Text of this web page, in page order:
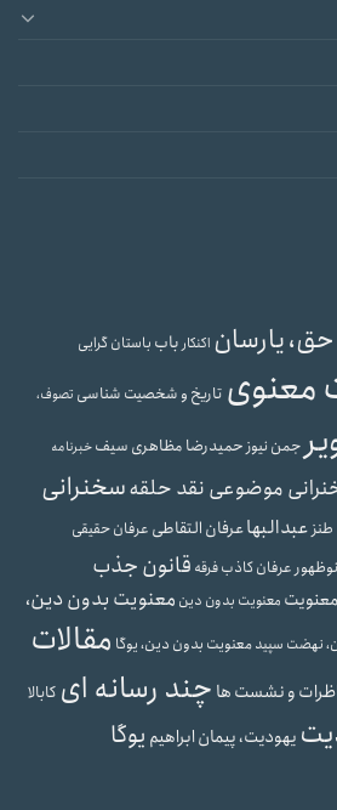
یارسان اکنکارباب باستان گرایی
معنوی تاریخ و شخصیت شناسی تصوف،
جمن نیوزحمیدرضا مظاهری سیفخبرنامه
موضوعی نقد حلقهسخنرانی
طنزعبدالبهاعرفان التقاطی عرفان حقیقی
عرفان کاذبفرقه قانون جذب
معنویت معنویت بدون دین معنویت بدون دین،
نهضت سپیدمعنویت بدون دین، یوگا مقالات
و نشست ها چند رسانه ای کابالا
یهودیت، پیمان ابراهیم یوگا